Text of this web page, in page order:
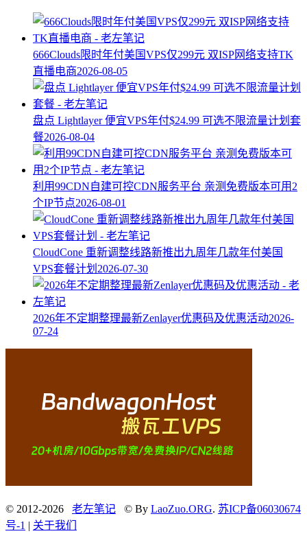
666Clouds限时年付美国VPS仅299元 双ISP网络支持TK
直播电商2026-08-05
盘点 Lightlayer 便宜VPS年付$24.99 可选不限流量计划套
餐2026-08-04
利用99CDN自建可控CDN服务平台 亲测免费版本可用2
个IP节点2026-08-01
CloudCone 重新调整线路新推出九周年几款年付美国
VPS套餐计划 2026-07-30
2026年不定期整理最新Zenlayer优惠码及优惠活动2026-
07-24
© 2012-2026 老左笔记 © By LaoZuo.ORG. 苏ICP备06030674
号-1 | 关于我们